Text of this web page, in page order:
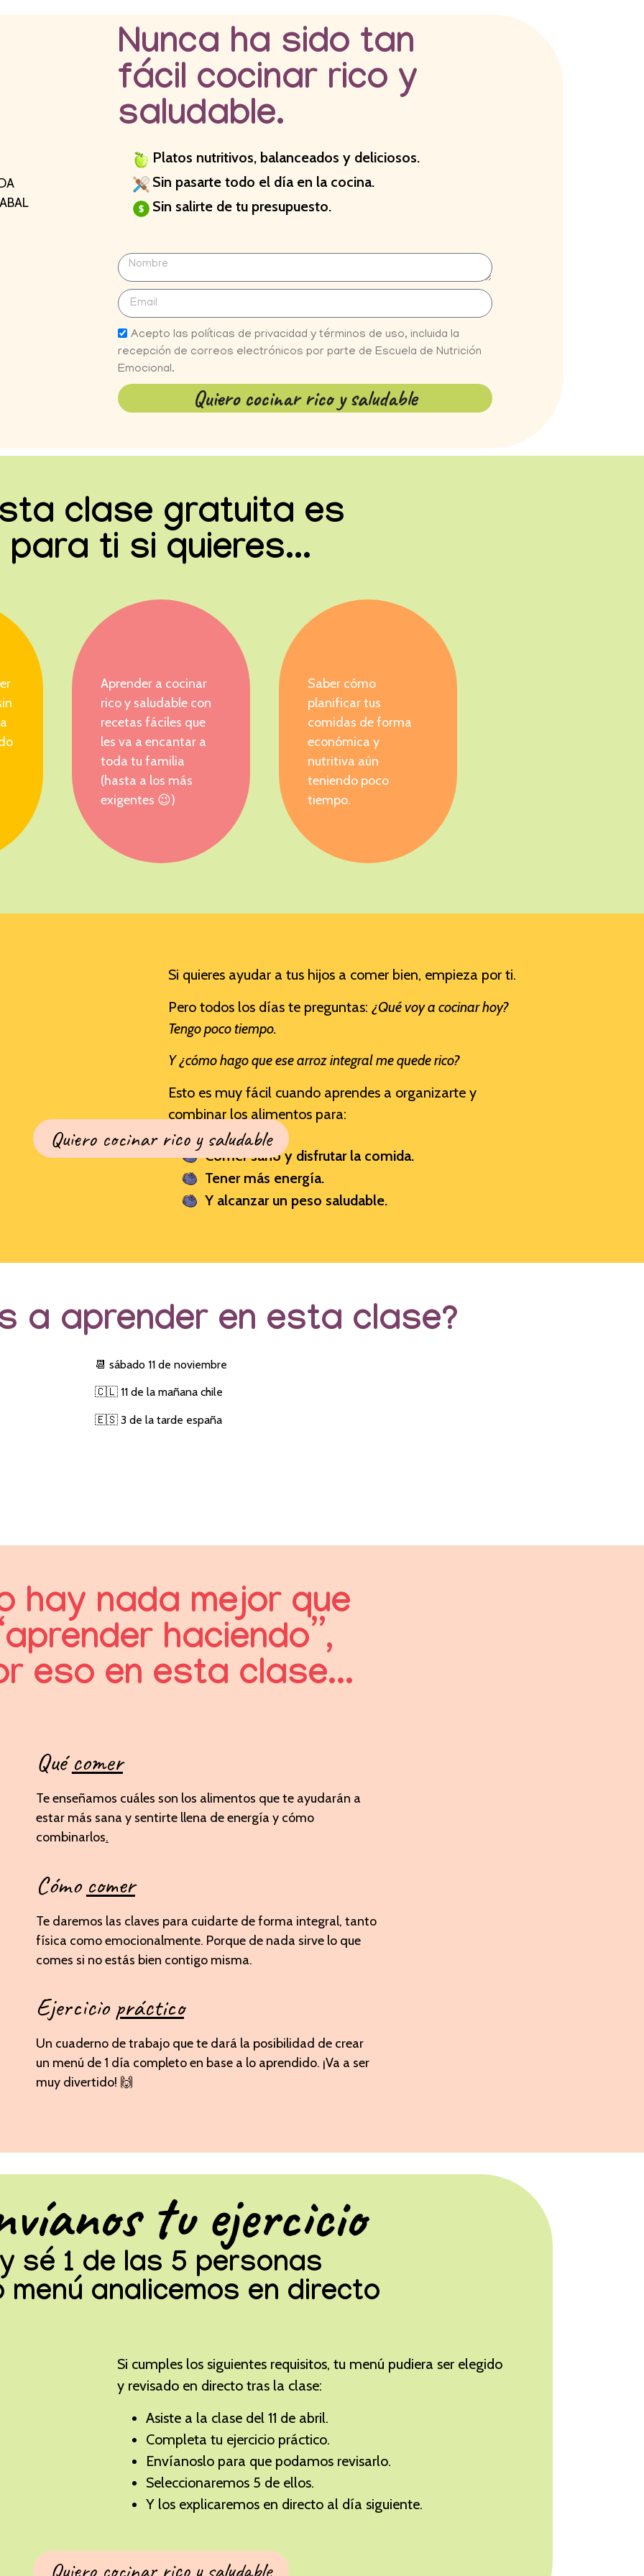
Nunca ha sido tan
fácil cocinar rico y
saludable.
Platos nutritivos, balanceados y deliciosos.
Sin pasarte todo el día en la cocina.
Sin salirte de tu presupuesto.
Acepto las políticas de privacidad y términos de uso, incluida la
recepción de correos electrónicos por parte de Escuela de Nutrición
Emocional.
Quiero cocinar rico y saludable
clase gratuita es
para ti si quieres...
Aprender a cocinar
rico y saludable con
recetas fáciles que
les va a encantar a
toda tu familia
(hasta a los más
exigentes 😉)
Saber cómo
planificar tus
comidas de forma
económica y
nutritiva aún
teniendo poco
tiempo.
Si quieres ayudar a tus hijos a comer bien, empieza por ti.
Pero todos los días te preguntas: ¿Qué voy a cocinar hoy?
Tengo poco tiempo.
Y ¿cómo hago que ese arroz integral me quede rico?
Esto es muy fácil cuando aprendes a organizarte y
combinar los alimentos para:
Comer sano y disfrutar la comida.
Tener más energía.
Y alcanzar un peso saludable.
Quiero cocinar rico y saludable
a aprender en esta clase?
📆 sábado 11 de noviembre
🇨🇱 11 de la mañana chile
🇪🇸 3 de la tarde españa
hay nada mejor que
haciendo”,
eso en esta clase...
Quécomer
Te enseñamos cuáles son los alimentos que te ayudarán a
estar más sana y sentirte llena de energía y cómo
combinarlos.
Cómo comer
Te daremos las claves para cuidarte de forma integral, tanto
física como emocionalmente. Porque de nada sirve lo que
comes si no estás bien contigo misma.
Ejercicio práctico
Un cuaderno de trabajo que te dará la posibilidad de crear
un menú de 1 día completo en base a lo aprendido. ¡Va a ser
muy divertido! 🙌
tu ejercicio
y sé 1 de las 5 personas
menú analicemos en directo
Si cumples los siguientes requisitos, tu menú pudiera ser elegido
y revisado en directo tras la clase:
Asiste a la clase del 11 de abril.
Completa tu ejercicio práctico.
Envíanoslo para que podamos revisarlo.
Seleccionaremos 5 de ellos.
Y los explicaremos en directo al día siguiente.
Quiero cocinar rico y saludable